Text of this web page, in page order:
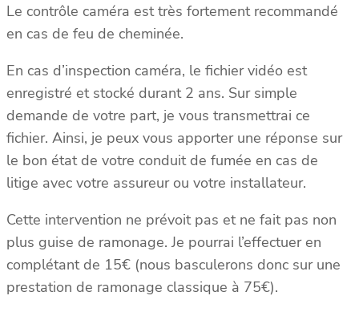
Le contrôle caméra est très fortement recommandé
en cas de feu de cheminée.
En cas d’inspection caméra, le fichier vidéo est
enregistré et stocké durant 2 ans. Sur simple
demande de votre part, je vous transmettrai ce
fichier. Ainsi, je peux vous apporter une réponse sur
le bon état de votre conduit de fumée en cas de
litige avec votre assureur ou votre installateur.
Cette intervention ne prévoit pas et ne fait pas non
plus guise de ramonage. Je pourrai l’effectuer en
complétant de 15€ (nous basculerons donc sur une
prestation de ramonage classique à 75€).